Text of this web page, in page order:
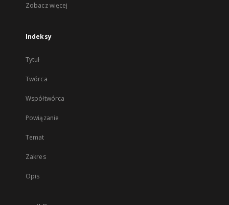
Zobacz więcej
Indeksy
Tytuł
Twórca
Współtwórca
Powiązanie
Temat
Zakres
Opis